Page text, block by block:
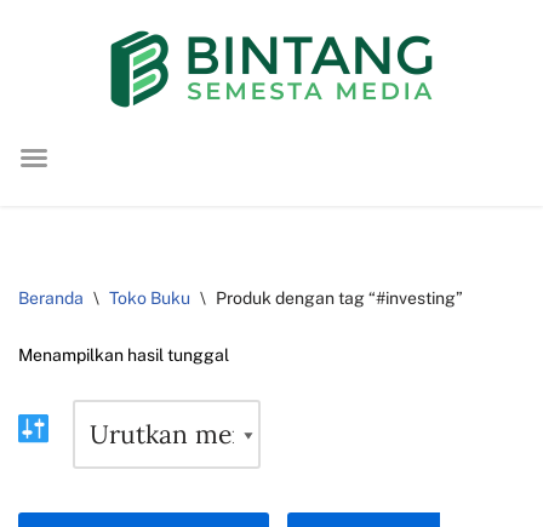
konten
Beranda \ Toko Buku \ Produk dengan tag “#investing”
Menampilkan hasil tunggal